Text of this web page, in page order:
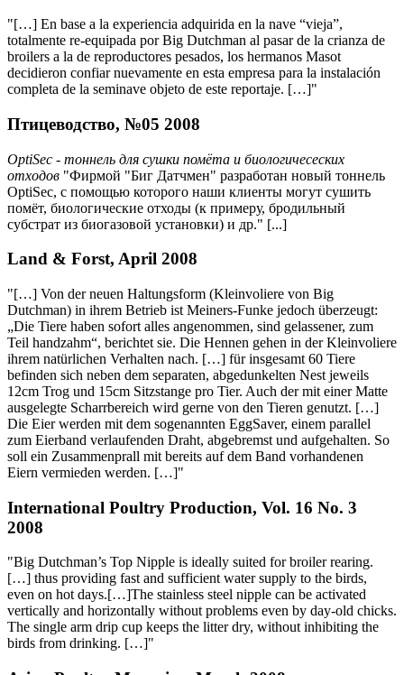
"[…] En base a la experiencia adquirida en la nave “vieja”,
totalmente re-equipada por Big Dutchman al pasar de la crianza de
broilers a la de reproductores pesados, los hermanos Masot
decidieron confiar nuevamente en esta empresa para la instalación
completa de la seminave objeto de este reportaje. […]"
Птицеводство, №05 2008
OptiSec - тоннель для сушки помёта и биологичесеских
отходов "Фирмой "Биг Датчмен" разработан новый тоннель
OptiSec, с помощью которого наши клиенты могут сушить
помёт, биологические отходы (к примеру, бродильный
субстрат из биогазовой установки) и др." [...]
Land & Forst, April 2008
"[…] Von der neuen Haltungsform (Kleinvoliere von Big
Dutchman) in ihrem Betrieb ist Meiners-Funke jedoch überzeugt:
„Die Tiere haben sofort alles angenommen, sind gelassener, zum
Teil handzahm“, berichtet sie. Die Hennen gehen in der Kleinvoliere
ihrem natürlichen Verhalten nach. […] für insgesamt 60 Tiere
befinden sich neben dem separaten, abgedunkelten Nest jeweils
12cm Trog und 15cm Sitzstange pro Tier. Auch der mit einer Matte
ausgelegte Scharrbereich wird gerne von den Tieren genutzt. […]
Die Eier werden mit dem sogenannten EggSaver, einem parallel
zum Eierband verlaufenden Draht, abgebremst und aufgehalten. So
soll ein Zusammenprall mit bereits auf dem Band vorhandenen
Eiern vermieden werden. […]"
International Poultry Production, Vol. 16 No. 3
2008
"Big Dutchman’s Top Nipple is ideally suited for broiler rearing.
[…] thus providing fast and sufficient water supply to the birds,
even on hot days.[…]The stainless steel nipple can be activated
vertically and horizontally without problems even by day-old chicks.
The single arm drip cup keeps the litter dry, without inhibiting the
birds from drinking. […]"